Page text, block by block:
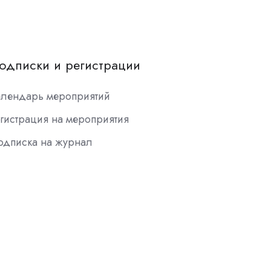
и регистрации
мероприятий
на мероприятия
на журнал